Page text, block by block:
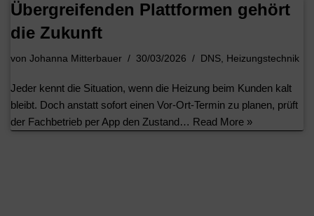
Übergreifenden Plattformen gehört
die Zukunft
von Johanna Mitterbauer 30/03/2026 DNS, Heizungstechnik
Jeder kennt die Situation, wenn die Heizung beim Kunden kalt
bleibt. Doch anstatt sofort einen Vor-Ort-Termin zu planen, prüft
der Fachbetrieb per App den Zustand… Read More »